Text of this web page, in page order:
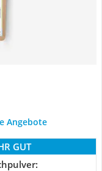
Angebote
GUT